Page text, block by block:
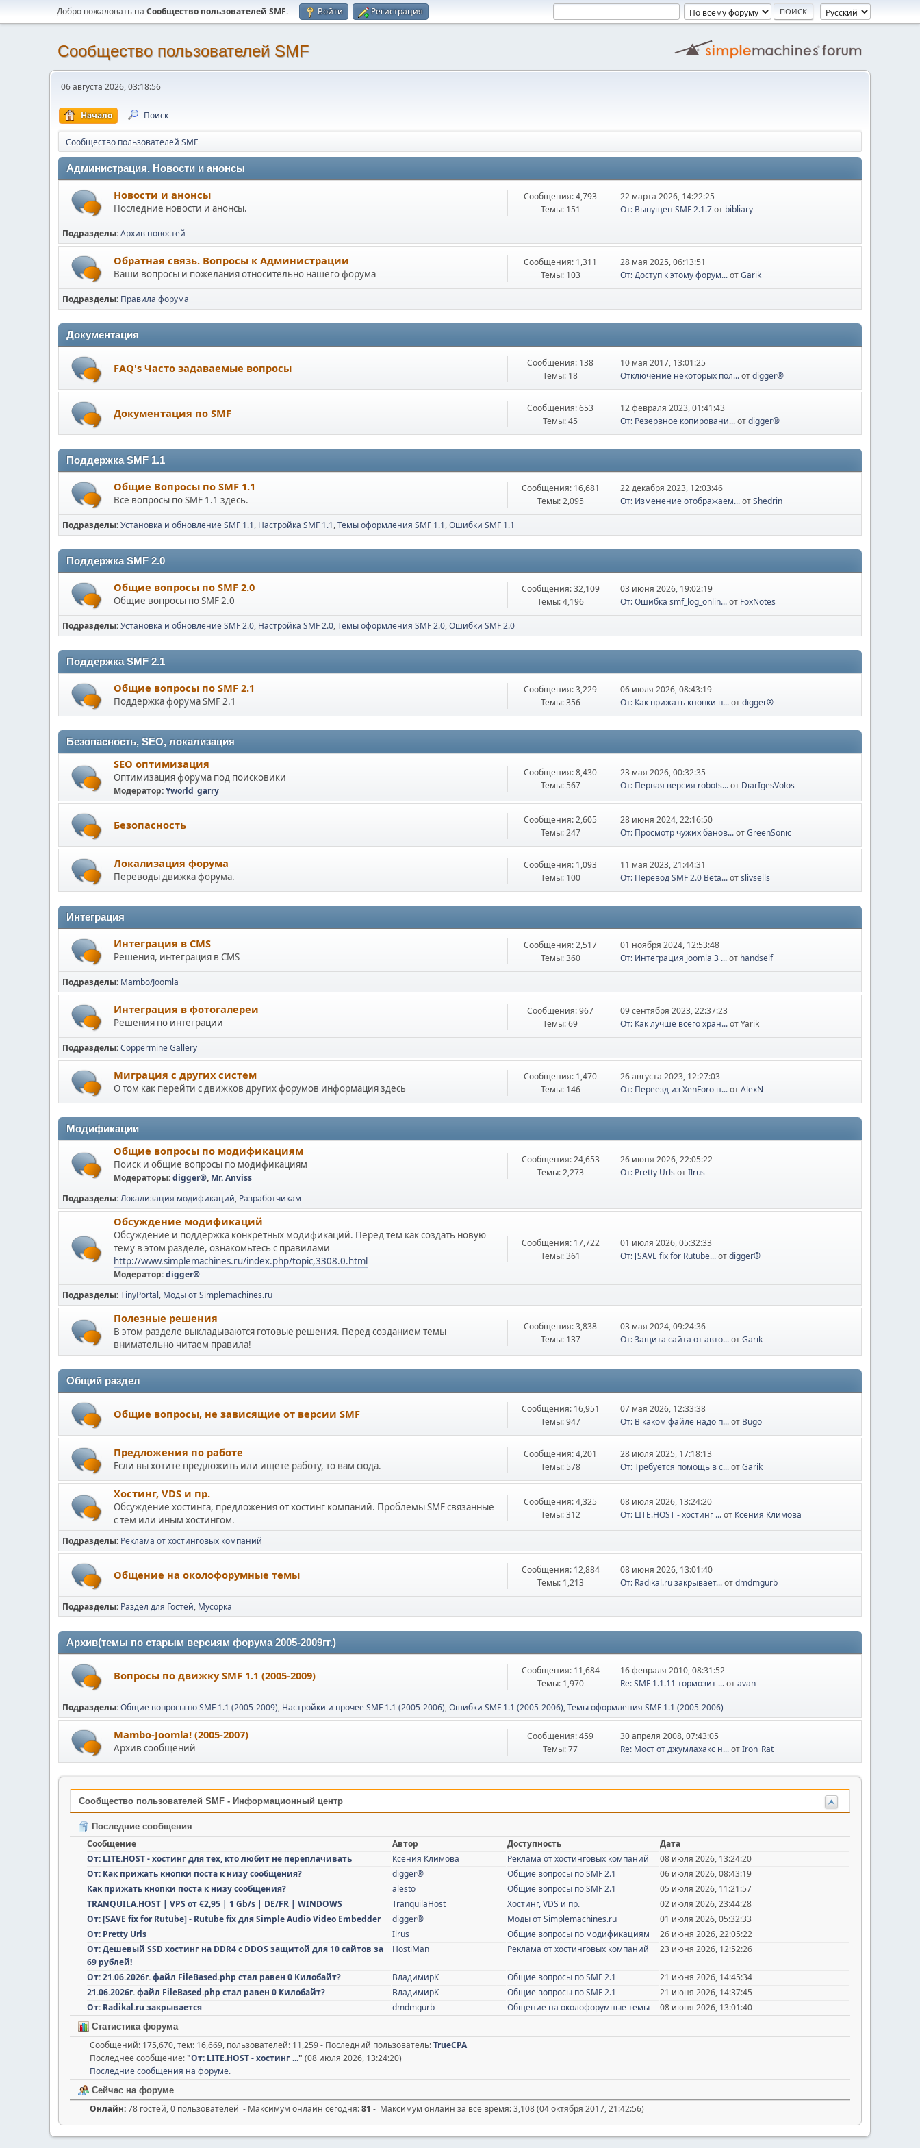
Добро пожаловать на Cообщество пользователей SMF. Войти Регистрация
Cообщество пользователей SMF
06 августа 2026, 03:18:56
Начало Поиск
Cообщество пользователей SMF
Администрация. Новости и анонсы
Новости и анонсы
Последние новости и анонсы.
Сообщения: 4,793
Темы: 151
22 марта 2026, 14:22:25
От: Выпущен SMF 2.1.7от bibliary
Подразделы Архив новостей
Обратная связь. Вопросы к Администрации
Ваши вопросы и пожелания относительно нашего форума
Сообщения: 1,311
Темы: 103
28 мая 2025, 06:13:51
От: Доступ к этому форум...отGarik
Подразделы Правила форума
Документация
FAQ's Часто задаваемые вопросы
Сообщения: 138
Темы: 18
10 мая 2017, 13:01:25
Отключение некоторых пол...отdigger®
Документация по SMF
Сообщения: 653
Темы: 45
12 февраля 2023, 01:41:43
От: Резервное копировани...отdigger®
Поддержка SMF 1.1
Общие Вопросы по SMF 1.1
Все вопросы по SMF 1.1 здесь.
Сообщения: 16,681
Темы: 2,095
22 декабря 2023, 12:03:46
От: Изменение отображаем...отShedrin
Подразделы Установка и обновление SMF 1.1 Настройка SMF 1.1 Темы оформления SMF 1.1 Ошибки SMF 1.1
Поддержка SMF 2.0
Общие вопросы по SMF 2.0
Общие вопросы по SMF 2.0
Сообщения: 32,109
Темы: 4,196
03 июня 2026, 19:02:19
От: Ошибка smf_log_onlin...от FoxNotes
Подразделы Установка и обновление SMF 2.0 Настройка SMF 2.0 Темы оформления SMF 2.0 Ошибки SMF 2.0
Поддержка SMF 2.1
Общие вопросы по SMF 2.1
Поддержка форума SMF 2.1
Сообщения: 3,229
Темы: 356
06 июля 2026, 08:43:19
От: Как прижать кнопки п...отdigger®
Безопасность, SEO, локализация
SEO оптимизация
Оптимизация форума под поисковики
Модератор:Yworld_garry
Сообщения: 8,430
Темы: 567
23 мая 2026, 00:32:35
От: Первая версия robots...от DiarIgesVolos
Безопасность
Сообщения: 2,605
Темы: 247
28 июня 2024, 22:16:50
От: Просмотр чужих банов...отGreenSonic
Локализация форума
Переводы движка форума.
Сообщения: 1,093
Темы: 100
11 мая 2023, 21:44:31
От: Перевод SMF 2.0 Beta...отslivsells
Интеграция
Интеграция в CMS
Решения, интеграция в CMS
Сообщения: 2,517
Темы: 360
01 ноября 2024, 12:53:48
От: Интеграция joomla 3 ...от handself
Подразделы Mambo/Joomla
Интеграция в фотогалереи
Решения по интеграции
Сообщения: 967
Темы: 69
09 сентября 2023, 22:37:23
От: Как лучше всего хран...от Yarik
Подразделы Coppermine Gallery
Миграция с других систем
О том как перейти с движков других форумов информация здесь
Сообщения: 1,470
Темы: 146
26 августа 2023, 12:27:03
От: Переезд из XenForo н...отAlexN
Модификации
Общие вопросы по модификациям
Поиск и общие вопросы по модификациям
Модераторы:digger®, Mr. Anviss
Сообщения: 24,653
Темы: 2,273
26 июня 2026, 22:05:22
От: Pretty Urls отIlrus
Подразделы Локализация модификаций Разработчикам
Обсуждение модификаций
Обсуждение и поддержка конкретных модификаций. Перед тем как создать новую
тему в этом разделе, ознакомьтесь с правилами
http://www.simplemachines.ru/index.php/topic,3308.0.html
Модератор:digger®
Сообщения: 17,722
Темы: 361
01 июля 2026, 05:32:33
От: [SAVE fix for Rutube...отdigger®
Подразделы TinyPortal Моды от Simplemachines.ru
Полезные решения
В этом разделе выкладываются готовые решения. Перед созданием темы
внимательно читаем правила!
Сообщения: 3,838
Темы: 137
03 мая 2024, 09:24:36
От: Защита сайта от авто...отGarik
Общий раздел
Общие вопросы, не зависящие от версии SMF
Сообщения: 16,951
Темы: 947
07 мая 2026, 12:33:38
От: В каком файле надо п...от Bugo
Предложения по работе
Если вы хотите предложить или ищете работу, то вам сюда.
Сообщения: 4,201
Темы: 578
28 июля 2025, 17:18:13
От: Требуется помощь в с...отGarik
Хостинг, VDS и пр.
Обсуждение хостинга, предложения от хостинг компаний. Проблемы SMF связанные
с тем или иным хостингом.
Сообщения: 4,325
Темы: 312
08 июля 2026, 13:24:20
От: LITE.HOST - хостинг ...от Ксения Климова
Подразделы Реклама от хостинговых компаний
Общение на околофорумные темы
Сообщения: 12,884
Темы: 1,213
08 июня 2026, 13:01:40
От: Radikal.ru закрывает...отdmdmgurb
Подразделы Раздел для Гостей Мусорка
Архив(темы по старым версиям форума 2005-2009гг.)
Вопросы по движку SMF 1.1 (2005-2009)
Сообщения: 11,684
Темы: 1,970
16 февраля 2010, 08:31:52
Re: SMF 1.1.11 тормозит ...отavan
Подразделы Общие вопросы по SMF 1.1 (2005-2009) Настройки и прочее SMF 1.1 (2005-2006) Ошибки SMF 1.1 (2005-2006) Темы оформления SMF 1.1 (2005-2006)
Mambo-Joomla! (2005-2007)
Архив сообщений
Сообщения: 459
Темы: 77
30 апреля 2008, 07:43:05
Re: Мост от джумлахакс н...отIron_Rat
Cообщество пользователей SMF - Информационный центр
Последние сообщения
Сообщение Автор Доступность
Дата
От: LITE.HOST - хостинг для тех, кто любит не переплачивать
Ксения Климова Реклама от хостинговых компаний
08 июля 2026, 13:24:20
От: Как прижать кнопки поста к низу сообщения?
digger® Общие вопросы по SMF 2.1
06 июля 2026, 08:43:19
Как прижать кнопки поста к низу сообщения?
alesto Общие вопросы по SMF 2.1
05 июля 2026, 11:21:57
TRANQUILA.HOST | VPS от €2,95 | 1 Gb/s | DE/FR | WINDOWS
TranquilaHost Хостинг, VDS и пр.
02 июля 2026, 23:44:28
От: [SAVE fix for Rutube] - Rutube fix для Simple Audio Video Embedder
digger® Моды от Simplemachines.ru
01 июля 2026, 05:32:33
От: Pretty Urls
Ilrus Общие вопросы по модификациям
26 июня 2026, 22:05:22
От: Дешевый SSD хостинг на DDR4 с DDOS защитой для 10 сайтов за
69 рублей!
HostiMan Реклама от хостинговых компаний 23 июня 2026, 12:52:26
От: 21.06.2026г. файл FileBased.php стал равен 0 Килобайт? ВладимирК Общие вопросы по SMF 2.1
21 июня 2026, 14:45:34
21.06.2026г. файл FileBased.php стал равен 0 Килобайт?
ВладимирК Общие вопросы по SMF 2.1
21 июня 2026, 14:37:45
От: Radikal.ru закрывается
dmdmgurb Общение на околофорумные темы 08 июня 2026, 13:01:40
Статистика форума
Сообщений: 175,670, тем: 16,669, пользователей: 11,259 - Последний пользователь:TrueCPA
Последнее сообщение:"От: LITE.HOST - хостинг ..." (08 июля 2026, 13:24:20)
Последние сообщения на форуме.
Сейчас на форуме
Онлайн:78 гостей, 0 пользователей - Максимум онлайн сегодня:81 - Максимум онлайн за всё время: 3,108 (04 октября 2017, 21:42:56)